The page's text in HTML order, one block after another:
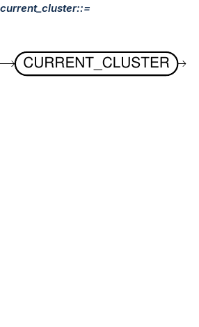
current_cluster::=